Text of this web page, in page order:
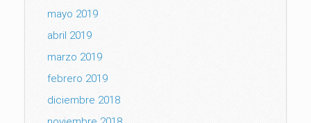
mayo 2019
abril 2019
marzo 2019
febrero 2019
diciembre 2018